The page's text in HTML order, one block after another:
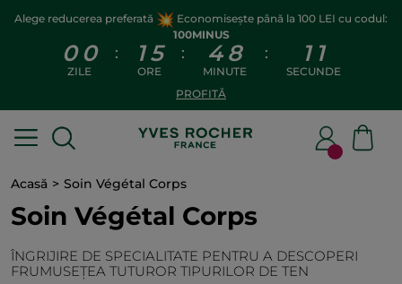
Alege reducerea preferată
Economisește până la 100 LEI cu codul:
100MINUS
0 0
ZILE
: 1 5
ORE
: 4 8
MINUTE
: 1 1
SECUNDE
PROFITĂ
Acasă Soin Végétal Corps
Soin Végétal Corps
ÎNGRIJIRE DE SPECIALITATE PENTRU A DESCOPERI
FRUMUSEȚEA TUTUROR TIPURILOR DE TEN